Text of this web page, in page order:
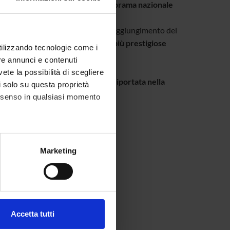
tecnologie come i
annunci e contenuti
la possibilità di scegliere
su questa proprietà
in qualsiasi momento
metro,Marketing
Accetta tutti
collocazione eccellente nel panorama nazionale
nel corso degli anni il raggiungimento del
con istituzioni tra le più prestigiose
Sezione dipartimentale è riportata nella
14/09/17)